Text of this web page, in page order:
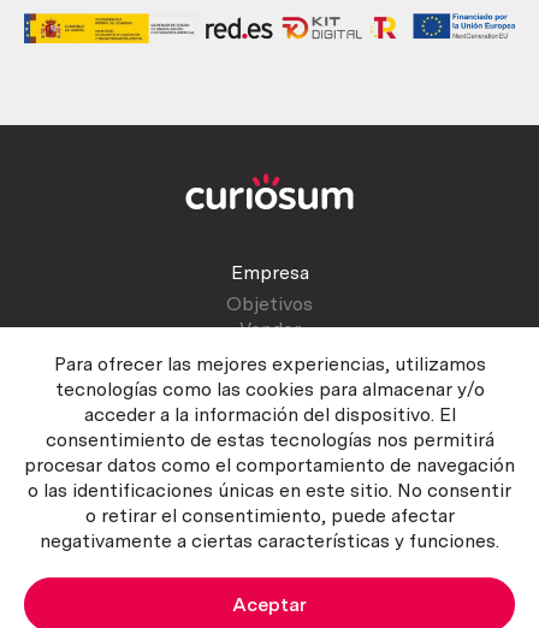
Para ofrecer las mejores experiencias, utilizamos
tecnologías como las cookies para almacenar y/o
acceder a la información del dispositivo. El
consentimiento de estas tecnologías nos permitirá
procesar datos como el comportamiento de navegación
o las identificaciones únicas en este sitio. No consentir
o retirar el consentimiento, puede afectar
negativamente a ciertas características y funciones.
Aceptar
Empresa
Objetivos
Vender
Atención al cliente
Contactar
Manual del vendedor